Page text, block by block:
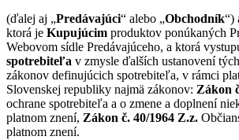
(ďalej aj „Predávajúci“ alebo „Obchodník“)
ktorá je Kupujúcim produktov ponúkaných
Webovom sídle Predávajúceho, a ktorá
spotrebiteľa v zmysle ďalších ustanovení
zákonov definujúcich spotrebiteľa, v rámci
Slovenskej republiky najmä zákonov: Zákon
ochrane spotrebiteľa a o zmene a doplnení
platnom znení, Zákon č. 40/1964 Z.z.
platnom znení.